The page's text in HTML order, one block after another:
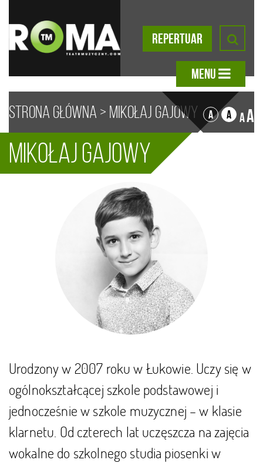
REPERTUAR
MENU
Strona główna > Mikołaj Gajowy A A AA
Mikołaj Gajowy
Urodzony w 2007 roku w Łukowie. Uczy się w
ogólnokształcącej szkole podstawowej i
jednocześnie w szkole muzycznej – w klasie
klarnetu. Od czterech lat uczęszcza na zajęcia
wokalne do szkolnego studia piosenki w